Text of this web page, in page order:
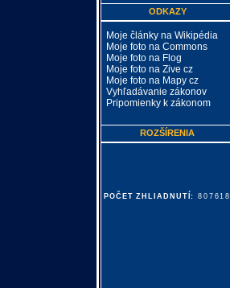
ODKAZY
Moje články na Wikipédia
Moje foto na Commons
Moje foto na Flog
Moje foto na Zive cz
Moje foto na Mapy cz
Vyhľadávanie zákonov
Pripomienky k zákonom
ROZŠÍRENIA
POČET ZHLIADNUTÍ: 807618